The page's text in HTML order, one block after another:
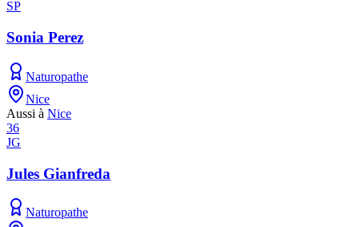
SP
Sonia Perez
Naturopathe
Nice
Aussi à Nice
36
JG
Jules Gianfreda
Naturopathe